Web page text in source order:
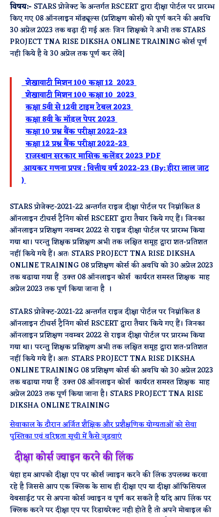
विषय:- STARS प्रोजेक्ट के अन्तर्गत RSCERT द्वारा दीक्षा पोर्टल पर प्रारम्भ
किए गए 08 ऑनलाइन मॉड्यूल्स (प्रशिक्षण कोर्स) को पूर्ण करने की अवधि
30 अप्रेल 2023 तक बढ़ा दी गई अतः जिन शिक्षको ने अभी तक STARS
PROJECT TNA RISE DIKSHA ONLINE TRAINING कोर्स पूर्ण
नही किये है वे 30 अप्रेल तक पूर्ण कर लेंवे|
शेखावाटी मिशन 100 कक्षा 12 2023
शेखावाटी मिशन 100 कक्षा 10 2023
कक्षा 5वी से 12वी टाइम टेबल 2023
कक्षा 8वी के मॉडल पेपर 2023
कक्षा 10 प्रश्न बैंक परीक्षा 2022-23
कक्षा 12 प्रश्न बैंक परीक्षा 2022-23
राजस्थान सरकार मासिक कलेंडर 2023 PDF
आयकर गणना प्रपत्र : वित्तीय वर्ष 2022-23 (By: हीरा लाल जाट
)
STARS प्रोजेक्ट-2021-22 अन्तर्गत राइज दीक्षा पोर्टल पर निम्नांकित 8
ऑनलाइन टीचर्स ट्रैनिंग कोर्स RSCERT द्वारा तैयार किये गए हैं। जिनका
ऑनलाइन प्रशिक्षण नवम्बर 2022 से राइज दीक्षा पोर्टल पर प्रारम्भ किया
गया था। परन्तु शिक्षक प्रशिक्षण अभी तक लक्षित समूह द्वारा शत-प्रतिशत
नहीं किये गये हैं। अतः STARS PROJECT TNA RISE DIKSHA
ONLINE TRAINING 08 प्रशिक्षण कोर्स की अवधि को 30 अप्रेल 2023
तक बढाया गया हैं उक्त 08 ऑनलाइन कोर्स कार्यरत समस्त शिक्षक माह
अप्रेल 2023 तक पूर्ण किया जाना है ।
STARS प्रोजेक्ट-2021-22 अन्तर्गत राइज दीक्षा पोर्टल पर निम्नांकित 8
ऑनलाइन टीचर्स ट्रैनिंग कोर्स RSCERT द्वारा तैयार किये गए हैं। जिनका
ऑनलाइन प्रशिक्षण नवम्बर 2022 से राइज दीक्षा पोर्टल पर प्रारम्भ किया
गया था। परन्तु शिक्षक प्रशिक्षण अभी तक लक्षित समूह द्वारा शत-प्रतिशत
नहीं किये गये हैं। अतः STARS PROJECT TNA RISE DIKSHA
ONLINE TRAINING 08 प्रशिक्षण कोर्स की अवधि को 30 अप्रेल 2023
तक बढाया गया हैं उक्त 08 ऑनलाइन कोर्स कार्यरत समस्त शिक्षक माह
अप्रेल 2023 तक पूर्ण किया जाना है। STARS PROJECT TNA RISE
DIKSHA ONLINE TRAINING
सेवाकाल के दौरान अर्जित शैक्षिक और प्रशैक्षणिक योग्यताओं को सेवा
पुस्तिका एवं वरिष्ठता सूची में कैसे जुड़वाएं
दीक्षा कोर्स ज्वाइन करने की लिंक
यंहा हम आपको दीक्षा एप पर कोर्स ज्वाइन करने की लिंक उपलब्ध करवा
रहे है जिससे आप एक क्लिक के साथ ही दीक्षा एप या दीक्षा ऑफिसियल
वेबसाईट पर से अपना कोर्स ज्वाइन व पूर्ण कर सकते है यदि आप लिंक पर
क्लिक करने पर दीक्षा एप पर रिडायरेक्ट नही होते है तो अपने मोबाइल की